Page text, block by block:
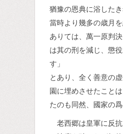
猶豫の恩典に浴した
當時より幾多の歳月
ありては、萬一原判
は其の刑を減じ、懲
す」
とあり、全く善意の
園に埋めさせたこと
たのも同然、國家の
老西郷は皇軍に反